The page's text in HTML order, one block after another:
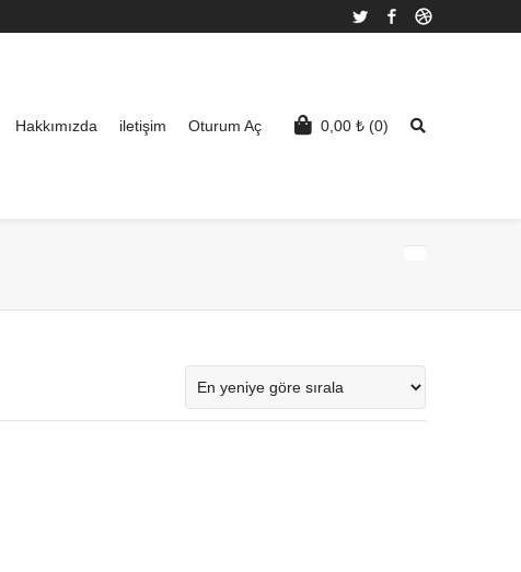
Twitter Facebook
0,00 ₺ (0)
Hakkımızda iletişim Oturum Aç